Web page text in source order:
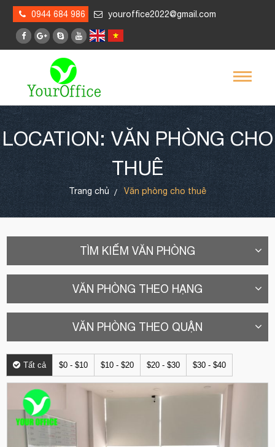
0944 684 986 youroffice2022@gmail.com
LOCATION: VĂN PHÒNG CHO
THUÊ
Trang chủ Văn phòng cho thuê
TÌM KIẾM VĂN PHÒNG
VĂN PHÒNG THEO HẠNG
VĂN PHÒNG THEO QUẬN
Tất cả $0 - $10 $10 - $20 $20 - $30 $30 - $40